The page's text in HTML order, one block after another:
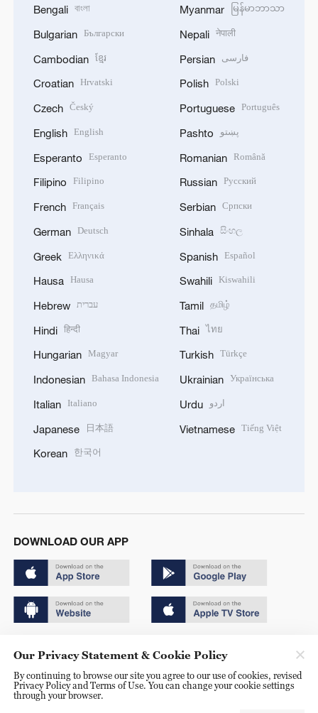
Bengali বাংলা
Bulgarian Български
Cambodian ខ្មែរ
Croatian Hrvatski
Czech Český
English English
Esperanto Esperanto
Filipino Filipino
French Français
German Deutsch
Greek Ελληνικά
Hausa Hausa
Hebrew עברית
Hindi हिन्दी
Hungarian Magyar
Indonesian Bahasa Indonesia
Italian Italiano
Japanese 日本語
Korean 한국어
Myanmar မြန်မာဘာသာ
Nepali नेपाली
Persian فارسی
Polish Polski
Portuguese Português
Pashto پښتو
Romanian Română
Russian Русский
Serbian Српски
Sinhala සිංහල
Spanish Español
Swahili Kiswahili
Tamil தமிழ்
Thai ไทย
Turkish Türkçe
Ukrainian Українська
Urdu اردو
Vietnamese Tiếng Việt
DOWNLOAD OUR APP
京ICP备20000184号
京公网安备 11010502050052号
Our Privacy Statement & Cookie Policy
By continuing to browse our site you agree to our use of cookies, revised
Privacy Policy and Terms of Use. You can change your cookie settings
through your browser.